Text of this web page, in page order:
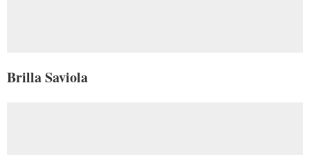
Brilla Saviola